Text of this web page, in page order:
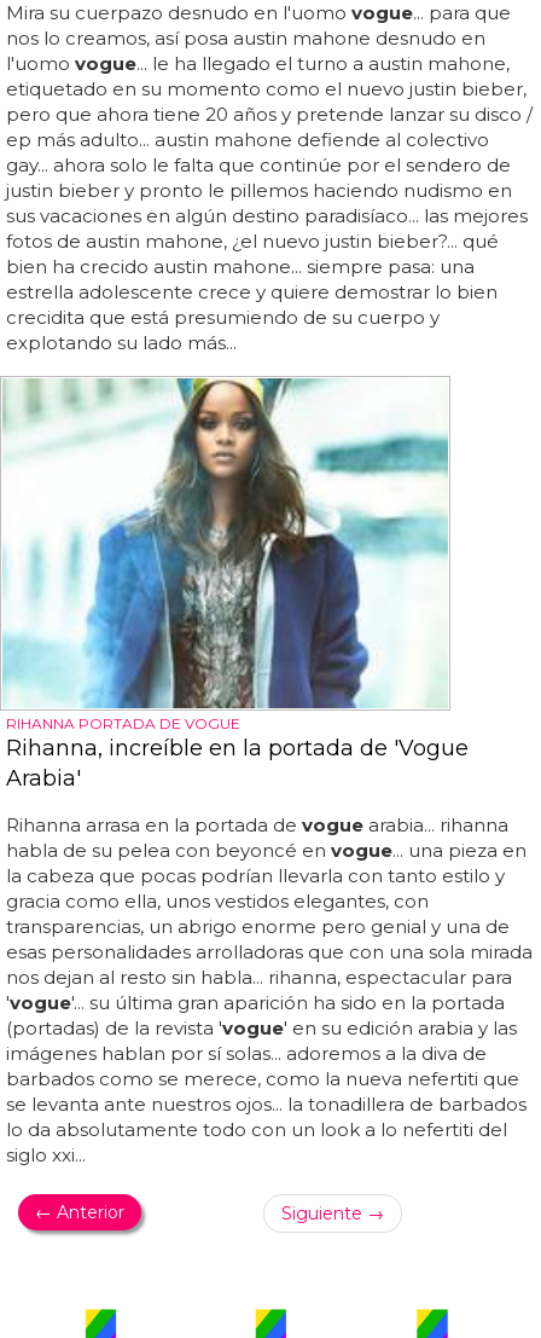
Mira su cuerpazo desnudo en l'uomo vogue... para que
nos lo creamos, así posa austin mahone desnudo en
l'uomo vogue... le ha llegado el turno a austin mahone,
etiquetado en su momento como el nuevo justin bieber,
pero que ahora tiene 20 años y pretende lanzar su disco /
ep más adulto... austin mahone defiende al colectivo
gay... ahora solo le falta que continúe por el sendero de
justin bieber y pronto le pillemos haciendo nudismo en
sus vacaciones en algún destino paradisíaco... las mejores
fotos de austin mahone, ¿el nuevo justin bieber?... qué
bien ha crecido austin mahone... siempre pasa: una
estrella adolescente crece y quiere demostrar lo bien
crecidita que está presumiendo de su cuerpo y
explotando su lado más...
RIHANNA PORTADA DE VOGUE
Rihanna, increíble en la portada de 'Vogue
Arabia'
Rihanna arrasa en la portada de vogue arabia... rihanna
habla de su pelea con beyoncé en vogue... una pieza en
la cabeza que pocas podrían llevarla con tanto estilo y
gracia como ella, unos vestidos elegantes, con
transparencias, un abrigo enorme pero genial y una de
esas personalidades arrolladoras que con una sola mirada
nos dejan al resto sin habla... rihanna, espectacular para
'vogue'... su última gran aparición ha sido en la portada
(portadas) de la revista 'vogue' en su edición arabia y las
imágenes hablan por sí solas... adoremos a la diva de
barbados como se merece, como la nueva nefertiti que
se levanta ante nuestros ojos... la tonadillera de barbados
lo da absolutamente todo con un look a lo nefertiti del
siglo xxi...
← Anterior Siguiente →